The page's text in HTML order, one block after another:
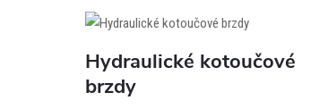
Hydraulické kotoučové
brzdy